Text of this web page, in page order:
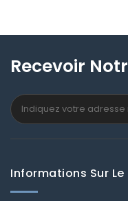
Recevoir
Informations Sur